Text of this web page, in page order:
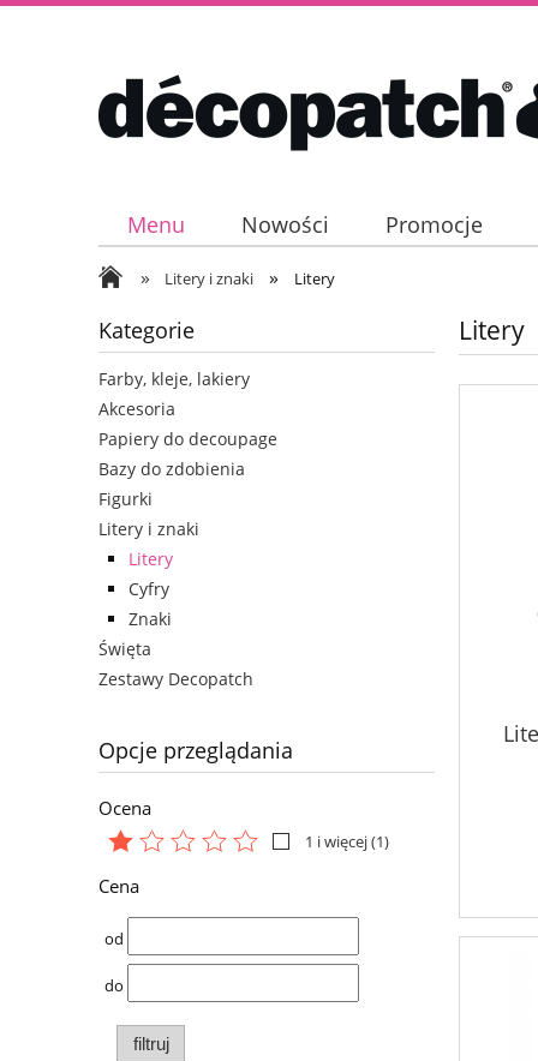
Menu Nowości Promocje
» Litery i znaki » Litery
Kategorie
Farby, kleje, lakiery
Akcesoria
Papiery do decoupage
Bazy do zdobienia
Figurki
Litery i znaki
Litery
Cyfry
Znaki
Święta
Zestawy Decopatch
Opcje przeglądania
Ocena
1 i więcej(1)
Cena
od
do
filtruj
Litery